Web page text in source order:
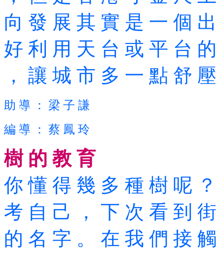
向 發 展 其 實 是 一 個
好 利 用 天 台 或 平 台
， 讓 城 市 多 一 點 舒
助 導 ： 梁 子 謙
編 導 ： 蔡 鳳 玲
樹 的 教 育
你 懂 得 幾 多 種 樹 呢
考 自 己 ， 下 次 看 到
的 名 字 。 在 我 們 接